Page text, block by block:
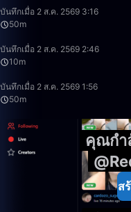
บันทึกเมื่อ 2 ส.ค. 2569 3:16
50m
บันทึกเมื่อ 2 ส.ค. 2569 2:46
10m
บันทึกเมื่อ 2 ส.ค. 2569 1:56
50m
คุณกำ
ส